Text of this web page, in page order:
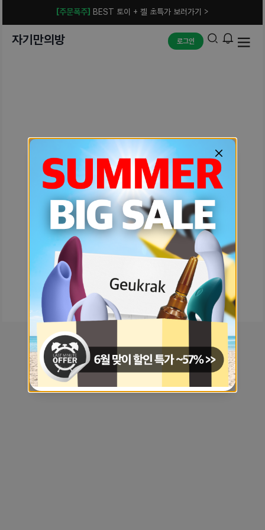
[주문폭주] BEST 토이 + 젤 초특가 보러가기 >
자기만의방 로그인
예상치 못한 에러입니다.